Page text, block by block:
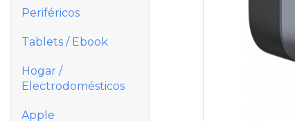
Periféricos
Tablets / Ebook
Hogar /
Electrodomésticos
Apple